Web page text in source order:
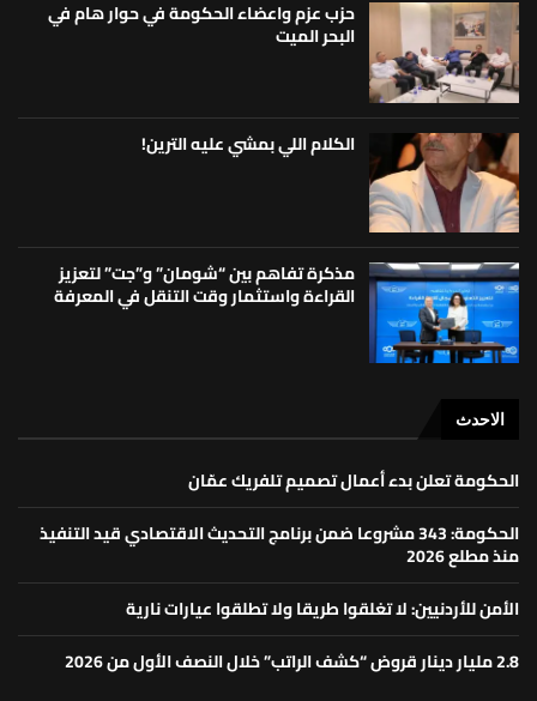
حزب عزم واعضاء الحكومة في حوار هام في
البحر الميت
الكلام اللي بمشي عليه الترين!
مذكرة تفاهم بين “شومان” و”جت” لتعزيز
القراءة واستثمار وقت التنقل في المعرفة
الاحدث
الحكومة تعلن بدء أعمال تصميم تلفريك عمّان
الحكومة: 343 مشروعا ضمن برنامج التحديث الاقتصادي قيد التنفيذ
منذ مطلع 2026
الأمن للأردنيين: لا تغلقوا طريقا ولا تطلقوا عيارات نارية
2.8 مليار دينار قروض “كشف الراتب” خلال النصف الأول من 2026